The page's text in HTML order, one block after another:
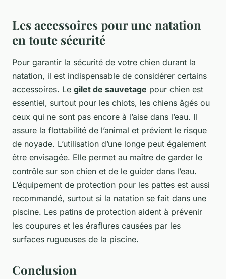
Les accessoires pour une natation
en toute sécurité
Pour garantir la sécurité de votre chien durant la
natation, il est indispensable de considérer certains
accessoires. Le gilet de sauvetage pour chien est
essentiel, surtout pour les chiots, les chiens âgés ou
ceux qui ne sont pas encore à l’aise dans l’eau. Il
assure la flottabilité de l’animal et prévient le risque
de noyade. L’utilisation d’une longe peut également
être envisagée. Elle permet au maître de garder le
contrôle sur son chien et de le guider dans l’eau.
L’équipement de protection pour les pattes est aussi
recommandé, surtout si la natation se fait dans une
piscine. Les patins de protection aident à prévenir
les coupures et les éraflures causées par les
surfaces rugueuses de la piscine.
Conclusion